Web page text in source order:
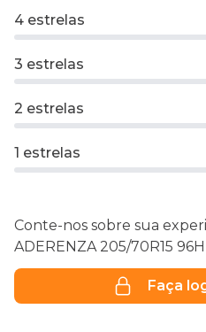
4 estrelas
3 estrelas
2 estrelas
1 estrelas
Conte-nos sobre sua
ADERENZA 205/70R15 96H
Faça